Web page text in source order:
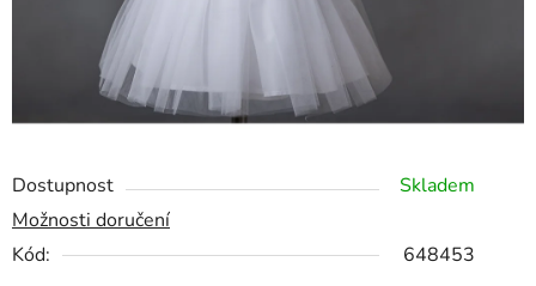
Dostupnost
Skladem
Možnosti doručení
Kód:
648453